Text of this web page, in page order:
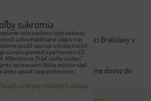
objednávok realizujeme v rámci Bratislavy v
v čase od 9:00 do 16:00.
miestaStupava - Makovice
robíme dovoz do
súkromia
vašej návštevy tejto webovej
a zhromažďovanie údajov o jej
použiť nástroje a služby tretích
sa môžu preniesť k partnerom v EÚ,
Kliknutím na „Prijať všetky cookies“
spracovaním. Nižšie môžete nájsť
alebo upraviť svoje preferencie.
ochrany osobných údajov